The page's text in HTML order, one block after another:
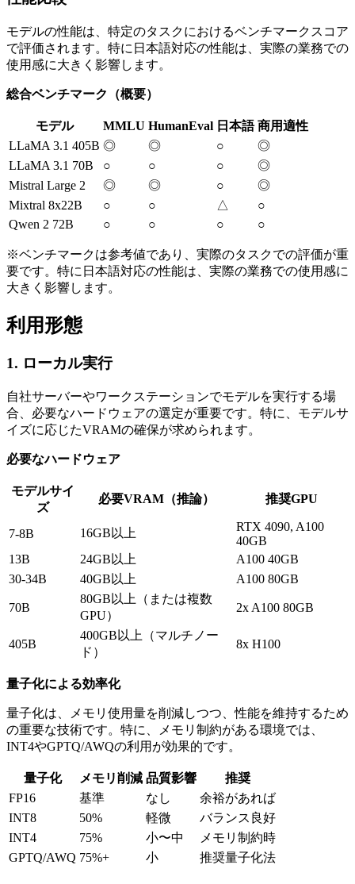
モデルの性能は、特定のタスクにおけるベンチマークスコア
で評価されます。特に日本語対応の性能は、実際の業務での
使用感に大きく影響します。
総合ベンチマーク（概要）
モデル MMLU HumanEval 日本語 商用適性
LLaMA 3.1 405B ◎ ◎ ○
◎
LLaMA 3.1 70B
○ ○ ○
◎
Mistral Large 2
◎ ◎ ○
◎
Mixtral 8x22B
○ ○ △
○
Qwen 2 72B
○ ○ ○ ○
※ベンチマークは参考値であり、実際のタスクでの評価が重
要です。特に日本語対応の性能は、実際の業務での使用感に
大きく影響します。
利用形態
1. ローカル実行
自社サーバーやワークステーションでモデルを実行する場
合、必要なハードウェアの選定が重要です。特に、モデルサ
イズに応じたVRAMの確保が求められます。
必要なハードウェア
モデルサイ
ズ
必要VRAM（推論） 推奨GPU
7-8B 16GB以上
RTX 4090, A100
40GB
13B
24GB以上
A100 40GB
30-34B
40GB以上 A100 80GB
70B
80GB以上（または複数
GPU）
2x A100 80GB
405B
400GB以上（マルチノー
ド）
8x H100
量子化による効率化
量子化は、メモリ使用量を削減しつつ、性能を維持するため
の重要な技術です。特に、メモリ制約がある環境では、
INT4やGPTQ/AWQの利用が効果的です。
量子化 メモリ削減 品質影響
推奨
FP16
基準 なし
余裕があれば
INT8
50% 軽微
バランス良好
INT4
75% 小〜中
メモリ制約時
GPTQ/AWQ 75%+ 小 推奨量子化法